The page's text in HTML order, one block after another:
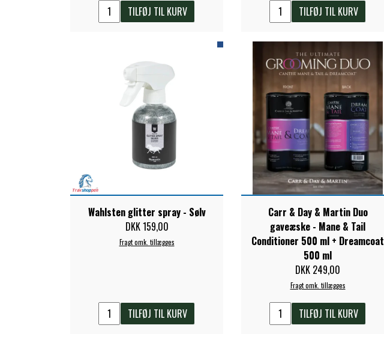
TILFØJ TIL KURV TILFØJ TIL KURV
Wahlsten glitter spray - Sølv
DKK 159,00
Fragt omk. tillægges
TILFØJ TIL KURV
Carr & Day & Martin Duo
gaveæske - Mane & Tail
Conditioner 500 ml + Dreamcoat
500 ml
DKK 249,00
Fragt omk. tillægges
TILFØJ TIL KURV